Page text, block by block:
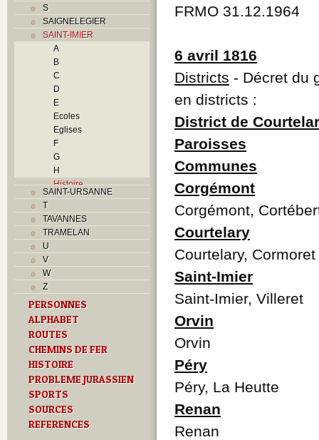
S
SAIGNELEGIER
SAINT-IMIER
A
B
C
D
E
Ecoles
Eglises
F
G
H
Histoire
I
J
K
P
Problème jurassien
Q
R
S
T
Textes
U
Z
SAINT-URSANNE
T
TAVANNES
TRAMELAN
U
V
W
Z
PERSONNES
ALPHABET
ROUTES
CHEMINS DE FER
HISTOIRE
PROBLEME JURASSIEN
SPORTS
SOURCES
REFERENCES
FRMO 31.12.1964
6 avril 1816
Districts - Décret du
en districts :
District de
Paroisses
Communes
Corgémont
Corgémont,
Courtelary
Courtelary, Cormoret
Saint-Imier
Saint-Imier, Villeret
Orvin
Orvin
Péry
Péry, La Heutte
Renan
Renan